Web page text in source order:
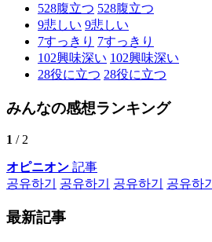
528腹立つ 528腹立つ
9悲しい 9悲しい
7すっきり 7すっきり
102興味深い 102興味深い
28役に立つ 28役に立つ
みんなの感想ランキング
1 / 2
オピニオン 記事
공유하기
공유하기 공유하기 공유하기
最新記事